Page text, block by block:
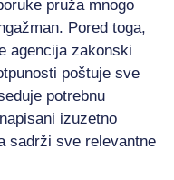
pruža mnogo
Pored toga,
agencija zakonski
poštuje sve
potrebnu
izuzetno
sadrži sve relevantne